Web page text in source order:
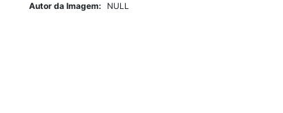
Autor da Imagem:
NULL